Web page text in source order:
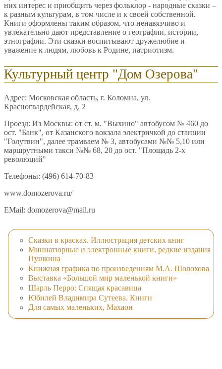
них интерес и приобщить через фольклор - народные сказки –
к разным культурам, в том числе и к своей собственной.
Книги оформлены таким образом, что ненавязчиво и
увлекательно дают представление о географии, истории,
этнографии. Эти сказки воспитывают дружелюбие и
уважение к людям, любовь к Родине, патриотизм.
Культурный центр "Дом Озерова"
Адрес: Московская область, г. Коломна, ул.
Красногвардейская, д. 2
Проезд: Из Москвы: от ст. м. "Выхино" автобусом № 460 до
ост. "Банк", от Казанского вокзала электричкой до станции
"Голутвин", далее трамваем № 3, автобусами №№ 5,10 или
маршрутными такси №№ 68, 20 до ост. "Площадь 2-х
революций"
Телефоны: (496) 614-70-83
www.domozerova.ru/
EMail: domozerova@mail.ru
Сказки в красках. Иллюстрация детских книг
Миниатюрные и электронные книги, редкие издания
Пушкина
Книжная графика по произведениям М.А. Шолохова
Выставка «Большой мир маленькой книги»
Шарль Перро: Спящая красавица
Юбилей Владимира Сутеева. Книги
Для самых маленьких, Махаон